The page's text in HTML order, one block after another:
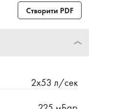
Створити PDF
2х53 л/сек